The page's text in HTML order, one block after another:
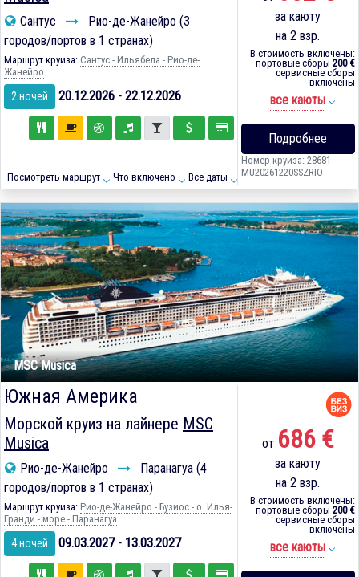
Сантус
Рио-де-Жанейро (3
городов/портов в 1 странах)
Маршрут круиза: Сантус - Ильябела - Рио-де-
Жанейро
2 ночей 20.12.2026 - 22.12.2026
Посмотреть маршрут Что включено Все даты
за каюту
на 2 взр.
В стоимость включены:
портовые сборы 200 €
сервисные сборы
включены
все каюты
Подробнее
Номер круиза: 28681-
MU20261220SSZRIO
MSC Musica
Южная Америка
Морской круиз на лайнере MSC
Musica
Рио-де-Жанейро
Паранагуа (4
городов/портов в 1 странах)
Маршрут круиза: Рио-де-Жанейро - Бузиос - о. Илья-
Гранди - море - Паранагуа
4 ночей 09.03.2027 - 13.03.2027
от 686 €
за каюту
на 2 взр.
В стоимость включены:
портовые сборы 200 €
сервисные сборы
включены
все каюты